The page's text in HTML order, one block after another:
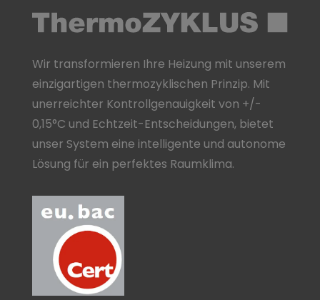
Wir transformieren Ihre Heizung mit unserem
einzigartigen thermozyklischen Prinzip. Mit
unerreichter Kontrollgenauigkeit von +/-
0,15°C und Echtzeit-Entscheidungen, bietet
unser System eine intelligente und autonome
Lösung für ein perfektes Raumklima.